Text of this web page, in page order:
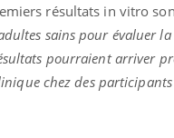
résultats in vitro
sains pour évaluer
pourraient arriver
chez des